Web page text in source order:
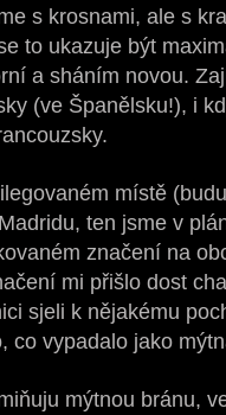
s krosnami, ale s
to ukazuje být
a sháním novou.
(ve Španělsku!), i
místě
ten jsme v
značení na
mi přišlo dost
sjeli k nějakému
co vypadalo jako
mýtnou bránu,